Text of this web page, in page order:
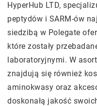
HyperHub LTD,
peptydów i SARM-ów
siedzibą w Polegate
które zostały
laboratoryjnymi. W
znajdują się również
aminokwasy oraz
doskonałą jakość